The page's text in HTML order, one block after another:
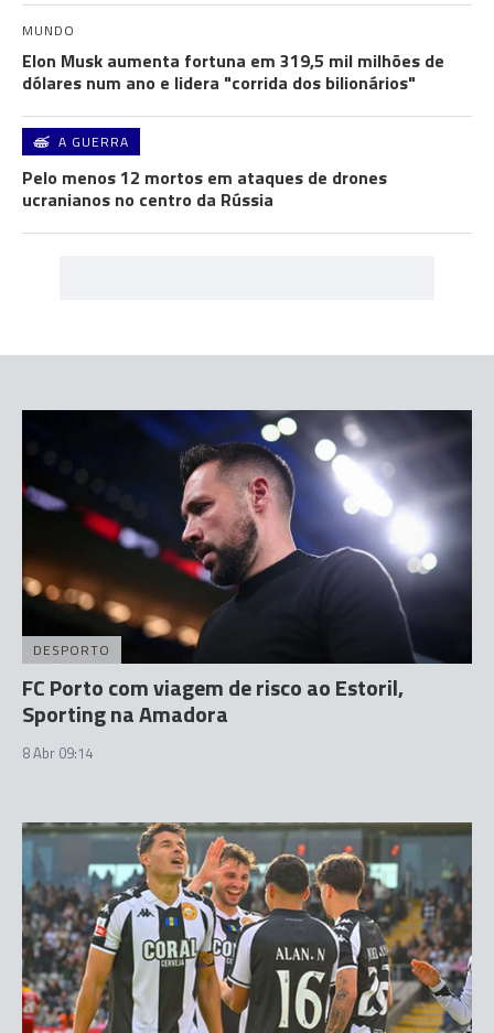
MUNDO
Elon Musk aumenta fortuna em 319,5 mil milhões de
dólares num ano e lidera "corrida dos bilionários"
A GUERRA
Pelo menos 12 mortos em ataques de drones
ucranianos no centro da Rússia
DESPORTO
FC Porto com viagem de risco ao Estoril,
Sporting na Amadora
8 Abr 09:14